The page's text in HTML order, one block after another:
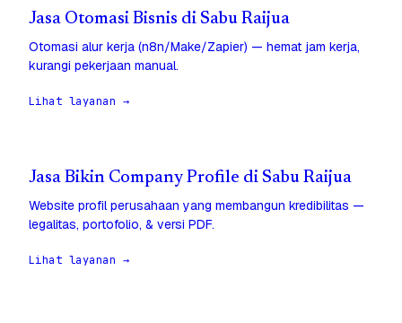
Jasa Otomasi Bisnis di Sabu Raijua
Otomasi alur kerja (n8n/Make/Zapier) — hemat jam kerja,
kurangi pekerjaan manual.
Lihat layanan →
Jasa Bikin Company Profile di Sabu Raijua
Website profil perusahaan yang membangun kredibilitas —
legalitas, portofolio, & versi PDF.
Lihat layanan →